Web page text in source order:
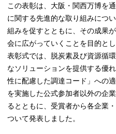
この表彰は、大阪・関西万博を
に関する先進的な取り組みにつ
組みを促すとともに、その成果
会に広がっていくことを目的と
表彰式では、脱炭素及び資源循
なソリューションを提供する優
性に配慮した調達コード」への
を実施した公式参加者以外の企
るとともに、受賞者から各企業
ついて発表しました。